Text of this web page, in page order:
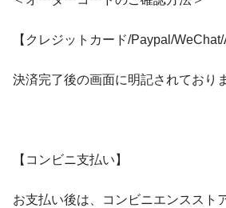
【クレジットカード/Paypal/WeChat/
決済完了後の画面に明記されており
【コンビニ支払い】
お支払い後は、コンビニエンススト